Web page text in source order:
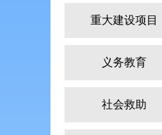
重大建设项目
义务教育
社会救助